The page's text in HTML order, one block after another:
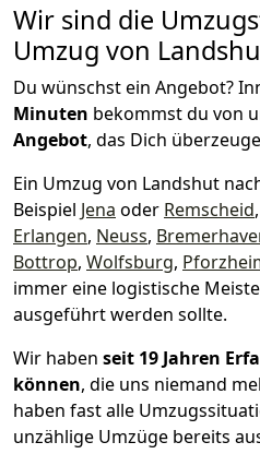
Wir sind die
Umzug von
Du wünschst ein Angebot?
Minuten bekommst du von
Angebot, das Dich
Ein Umzug von Landshut
Beispiel Jena oder Remscheid,
Erlangen, Neuss,
Bottrop, Wolfsburg,
immer eine logistische
ausgeführt werden sollte.
Wir haben seit 19 Jahren
können, die uns niemand
haben fast alle
unzählige Umzüge bereits